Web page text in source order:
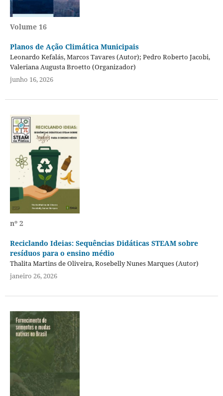
Volume 16
Planos de Ação Climática Municipais
Leonardo Kefalás, Marcos Tavares (Autor); Pedro Roberto Jacobi,
Valeriana Augusta Broetto (Organizador)
junho 16, 2026
nº 2
Reciclando Ideias: Sequências Didáticas STEAM sobre
resíduos para o ensino médio
Thalita Martins de Oliveira, Rosebelly Nunes Marques (Autor)
janeiro 26, 2026